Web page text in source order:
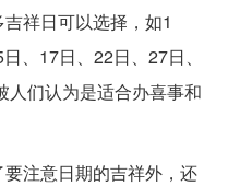
祥日可以选择，如1
、17日、22日、27日、
人们认为是适合办喜事和
注意日期的吉祥外，还